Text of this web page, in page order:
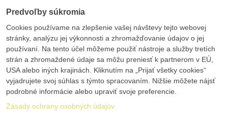
Predvoľby súkromia
Cookies používame na zlepšenie vašej návštevy tejto webovej
stránky, analýzu jej výkonnosti a zhromažďovanie údajov o jej
používaní. Na tento účel môžeme použiť nástroje a služby tretích
strán a zhromaždené údaje sa môžu preniesť k partnerom v EÚ,
USA alebo iných krajinách. Kliknutím na „Prijať všetky cookies“
vyjadrujete svoj súhlas s týmto spracovaním. Nižšie môžete nájsť
podrobné informácie alebo upraviť svoje preferencie.
Zásady ochrany osobných údajov